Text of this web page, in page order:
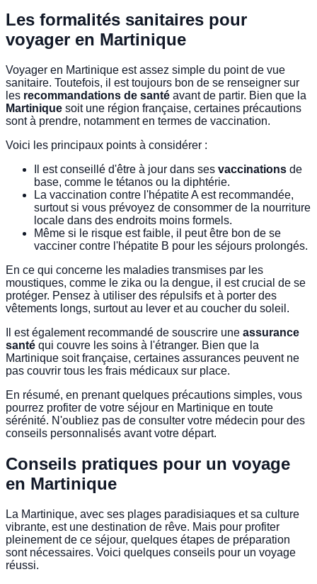
Les formalités sanitaires pour
voyager en Martinique
Voyager en Martinique est assez simple du point de vue
sanitaire. Toutefois, il est toujours bon de se renseigner sur
les recommandations de santé avant de partir. Bien que la
Martinique soit une région française, certaines précautions
sont à prendre, notamment en termes de vaccination.
Voici les principaux points à considérer :
Il est conseillé d'être à jour dans ses vaccinations de
base, comme le tétanos ou la diphtérie.
La vaccination contre l'hépatite A est recommandée,
surtout si vous prévoyez de consommer de la nourriture
locale dans des endroits moins formels.
Même si le risque est faible, il peut être bon de se
vacciner contre l'hépatite B pour les séjours prolongés.
En ce qui concerne les maladies transmises par les
moustiques, comme le zika ou la dengue, il est crucial de se
protéger. Pensez à utiliser des répulsifs et à porter des
vêtements longs, surtout au lever et au coucher du soleil.
Il est également recommandé de souscrire une assurance
santé qui couvre les soins à l'étranger. Bien que la
Martinique soit française, certaines assurances peuvent ne
pas couvrir tous les frais médicaux sur place.
En résumé, en prenant quelques précautions simples, vous
pourrez profiter de votre séjour en Martinique en toute
sérénité. N'oubliez pas de consulter votre médecin pour des
conseils personnalisés avant votre départ.
Conseils pratiques pour un voyage
en Martinique
La Martinique, avec ses plages paradisiaques et sa culture
vibrante, est une destination de rêve. Mais pour profiter
pleinement de ce séjour, quelques étapes de préparation
sont nécessaires. Voici quelques conseils pour un voyage
réussi.